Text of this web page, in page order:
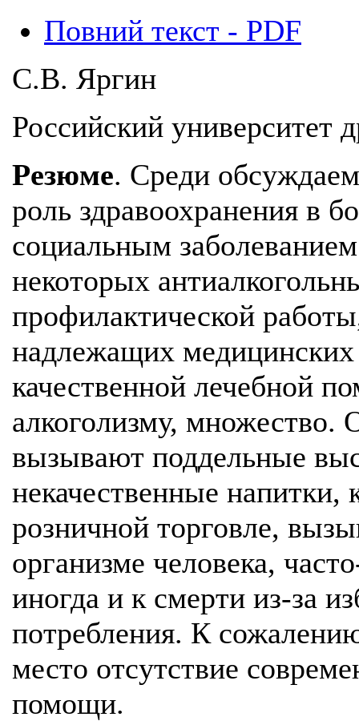
Повний текст - PDF
С.В. Яргин
Российский университет
Резюме. Среди
роль здравоохранения в
социальным
некоторых
профилактической
надлежащих медицинских
качественной лечебной
алкоголизму, множество.
вызывают поддельные
некачественные напитки,
розничной торговле,
организме человека,
иногда и к смерти из-за
потребления. К
место отсутствие
помощи.